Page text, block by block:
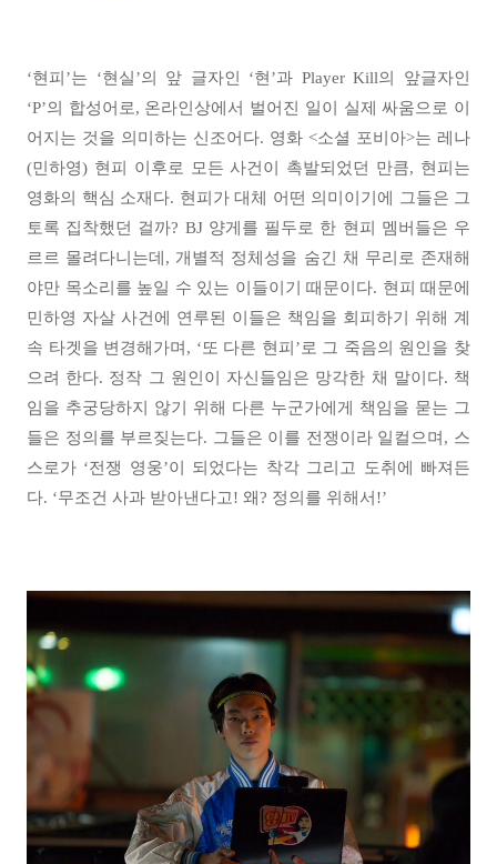
‘현피’는 ‘현실’의 앞 글자인 ‘현’과 Player Kill의 앞글자인
‘P’의 합성어로, 온라인상에서 벌어진 일이 실제 싸움으로 이
어지는 것을 의미하는 신조어다. 영화 <소셜 포비아>는 레나
(민하영) 현피 이후로 모든 사건이 촉발되었던 만큼, 현피는
영화의 핵심 소재다. 현피가 대체 어떤 의미이기에 그들은 그
토록 집착했던 걸까? BJ 양게를 필두로 한 현피 멤버들은 우
르르 몰려다니는데, 개별적 정체성을 숨긴 채 무리로 존재해
야만 목소리를 높일 수 있는 이들이기 때문이다. 현피 때문에
민하영 자살 사건에 연루된 이들은 책임을 회피하기 위해 계
속 타겟을 변경해가며, ‘또 다른 현피’로 그 죽음의 원인을 찾
으려 한다. 정작 그 원인이 자신들임은 망각한 채 말이다. 책
임을 추궁당하지 않기 위해 다른 누군가에게 책임을 묻는 그
들은 정의를 부르짖는다. 그들은 이를 전쟁이라 일컬으며, 스
스로가 ‘전쟁 영웅’이 되었다는 착각 그리고 도취에 빠져든
다. ‘무조건 사과 받아낸다고! 왜? 정의를 위해서!’